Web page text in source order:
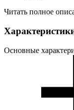
Читать полное
Основные